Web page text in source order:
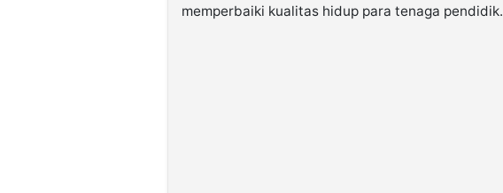
memperbaiki kualitas hidup para tenaga pendidik.